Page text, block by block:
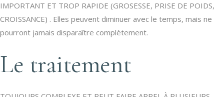
IMPORTANT ET TROP RAPIDE (GROSESSE, PRISE DE POIDS,
CROISSANCE) . Elles peuvent diminuer avec le temps, mais ne
pourront jamais disparaître complètement.
Le traitement